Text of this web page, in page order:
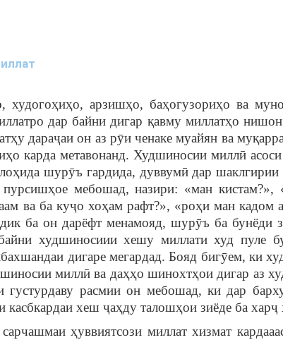
арзишҳо, баҳогузориҳо ва
дар байни дигар қавму миллатҳо
дараҷаи он аз рӯи ченаке муайян ва
карда метавонанд. Худшиносии миллӣ
шурӯъ гардида, дуввумӣ дар
мебошад, назири: «ман кистам?»,
ва ба куҷо хоҳам рафт?», «роҳи ман кадом
ба он дарёфт менамояд, шурӯъ ба бунёди
худшиносиии хешу миллати худ пуле
дигаре мегардад. Бояд бигӯем, ки
миллӣ ва даҳҳо шинохтҳои дигар аз
расмии он мебошад, ки дар
хеш ҷаҳду талошҳои зиёде ба харҷ
ҳуввиятсози миллат хизмат